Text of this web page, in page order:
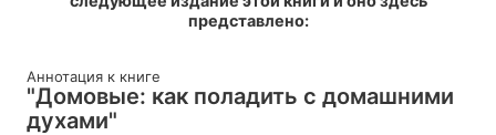
представлено:
Аннотация к книге
"Домовые: как поладить с домашними
духами"